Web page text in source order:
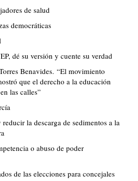
de salud
democráticas
dé su versión y cuente su verdad
Benavides. “El movimiento
que el derecho a la educación
las calles”
la descarga de sedimentos a la
o abuso de poder
de las elecciones para concejales